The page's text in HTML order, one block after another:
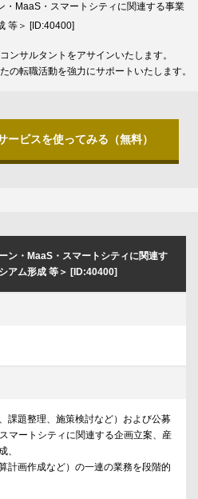
・MaaS・スマートシティに関連する事業
等＞ [ID:40400]
ンサルタントをアサインいたします。
の転職活動を強力にサポートいたします。
ービスを使ってみる（無料）
ン・MaaS・スマートシティに関連す
アム形成 等＞ [ID:40400]
課題整理、施策検討など）および公募
マートシティに関連する企画立案、産
、
計画作成など）の一連の業務を段階的